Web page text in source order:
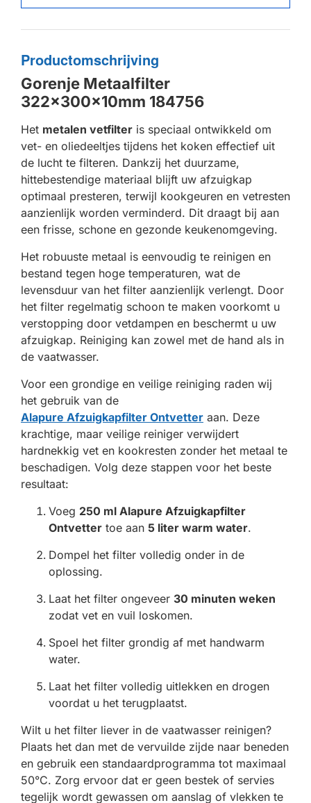
Productomschrijving
Gorenje Metaalfilter
322x300x10mm 184756
Het metalen vetfilter is speciaal ontwikkeld om
vet- en oliedeeltjes tijdens het koken effectief uit
de lucht te filteren. Dankzij het duurzame,
hittebestendige materiaal blijft uw afzuigkap
optimaal presteren, terwijl kookgeuren en vetresten
aanzienlijk worden verminderd. Dit draagt bij aan
een frisse, schone en gezonde keukenomgeving.
Het robuuste metaal is eenvoudig te reinigen en
bestand tegen hoge temperaturen, wat de
levensduur van het filter aanzienlijk verlengt. Door
het filter regelmatig schoon te maken voorkomt u
verstopping door vetdampen en beschermt u uw
afzuigkap. Reiniging kan zowel met de hand als in
de vaatwasser.
Voor een grondige en veilige reiniging raden wij
het gebruik van de
Alapure Afzuigkapfilter Ontvetter aan. Deze
krachtige, maar veilige reiniger verwijdert
hardnekkig vet en kookresten zonder het metaal te
beschadigen. Volg deze stappen voor het beste
resultaat:
Voeg 250 ml Alapure Afzuigkapfilter
Ontvetter toe aan 5 liter warm water.
Dompel het filter volledig onder in de
oplossing.
Laat het filter ongeveer 30 minuten weken
zodat vet en vuil loskomen.
Spoel het filter grondig af met handwarm
water.
Laat het filter volledig uitlekken en drogen
voordat u het terugplaatst.
Wilt u het filter liever in de vaatwasser reinigen?
Plaats het dan met de vervuilde zijde naar beneden
en gebruik een standaardprogramma tot maximaal
50°C. Zorg ervoor dat er geen bestek of servies
tegelijk wordt gewassen om aanslag of vlekken te